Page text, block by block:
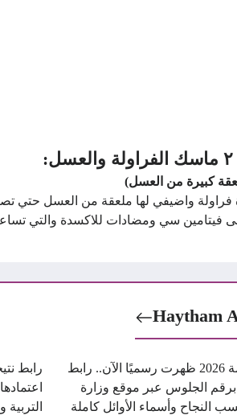
كبيرة من العسل)
واضيفي لها ملعقة من العسل حتي
فيتامين سي ومضادات للاكسدة والتي
Haytham
نتيجة الثانوية العامة 2026 ظهرت رسميًا الآن.. رابط
برقم الجلوس عبر موقع وزارة
النجاح وأسماء الأوائل كاملة